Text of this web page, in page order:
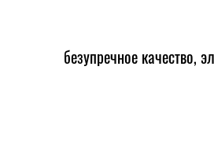
безупречное качество,